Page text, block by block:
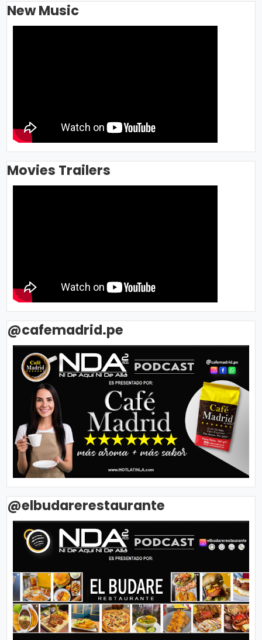
New Music
Movies Trailers
@cafemadrid.pe
@elbudarerestaurante